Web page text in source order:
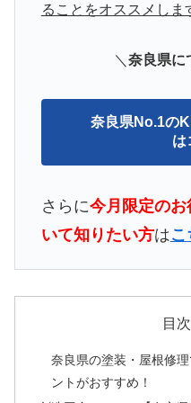
ることをオススメしま
＼ 奈良県に
奈良県No.1の
は
さらに今月限定のお
いて知りたい方はこ
目次
奈良県の塗装・屋根修
ントがおすすめ！